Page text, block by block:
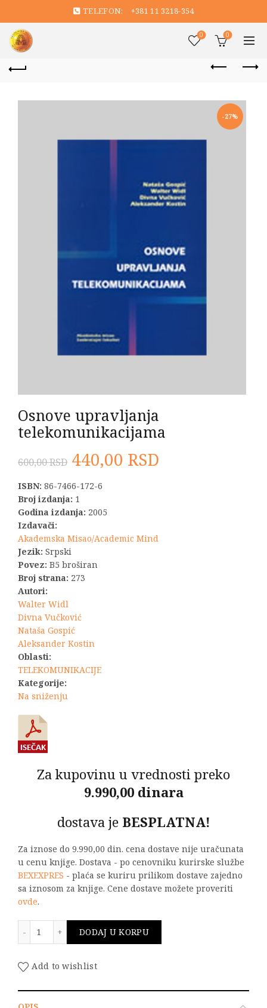
TELEFON: +381 11 3218-354
0 0
-27%
Osnove upravljanja
telekomunikacijama
600,00RSD Originalna
cena
je
bila:
600,00 RSD.
440,00 RSD
ISBN: 86-7466-172-6
Broj izdanja: 1
Godina izdanja: 2005
Izdavači:
Akademska Misao/Academic Mind
Jezik: Srpski
Povez: B5 broširan
Broj strana: 273
Autori:
Walter Widl
Divna Vučković
Nataša Gospić
Aleksander Kostin
Oblasti:
TELEKOMUNIKACIJE
Kategorije:
Na sniženju
Za kupovinu u vrednosti preko
9.990,00 dinara
dostava je BESPLATNA!
Za iznose do 9.990,00 din. cena dostave nije uračunata
u cenu knjige. Dostava - po cenovniku kurirske službe
BEXEXPRES - plaća se kuriru prilikom dostave zajedno
sa iznosom za knjige. Cene dostave možete proveriti
ovde.
DODAJ U KORPU
Add to wishlist